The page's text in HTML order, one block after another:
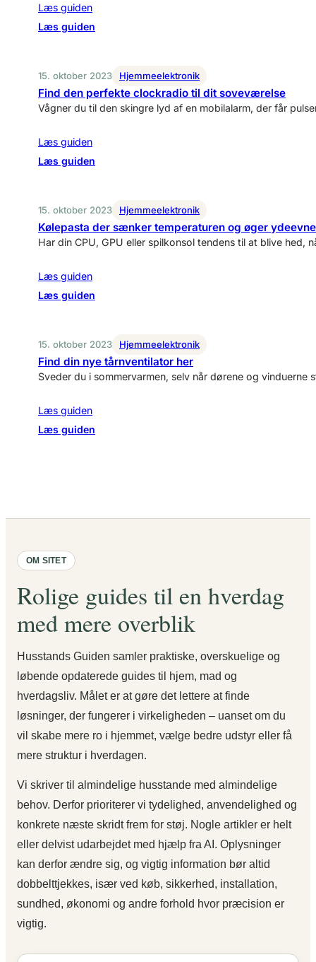
filer,
skyen
Læs guiden
Læs guiden
til
enhver
lejlighed
favorit
15. oktober 2023 Hjemmeelektronik
Find den perfekte clockradio til dit soveværelse
Vågner du til den skingre lyd af en mobilalarm, der får
Læs guiden
Læs guiden
perfekte
clockradio
til
15. oktober 2023 Hjemmeelektronik
Kølepasta der sænker temperaturen og øger
Har din CPU, GPU eller spilkonsol tendens til at blive
Læs guiden
Læs guiden
sænker
temperaturen
og
15. oktober 2023 Hjemmeelektronik
Find din nye tårnventilator her
Sveder du i sommervarmen, selv når dørene og
Læs guiden
Læs guiden
OM SITET
Rolige guides til en hverdag
med mere overblik
Husstands Guiden samler praktiske, overskuelige og
løbende opdaterede guides til hjem, mad og
hverdagsliv. Målet er at gøre det lettere at finde
løsninger, der fungerer i virkeligheden – uanset om du
vil skabe mere ro i hjemmet, vælge bedre udstyr eller få
mere struktur i hverdagen.
Vi skriver til almindelige husstande med almindelige
behov. Derfor prioriterer vi tydelighed, anvendelighed og
konkrete næste skridt frem for støj. Nogle artikler er helt
eller delvist udarbejdet med hjælp fra AI. Oplysninger
kan derfor ændre sig, og vigtig information bør altid
dobbelttjekkes, især ved køb, sikkerhed, installation,
sundhed, økonomi og andre forhold hvor præcision er
vigtig.